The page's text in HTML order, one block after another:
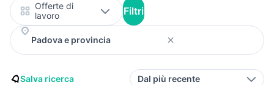
Offerte di
lavoro
Filtri
Salva ricerca Dal più recente